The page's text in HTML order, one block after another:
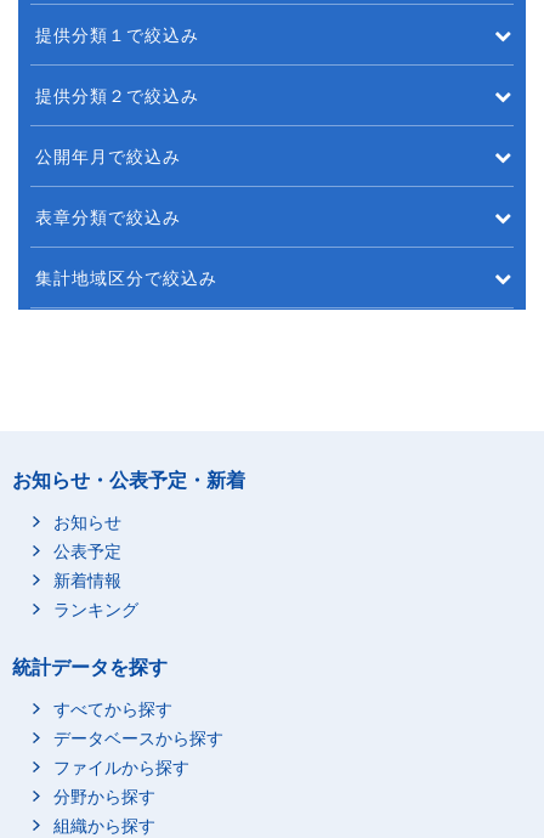
提供分類１で絞込み
提供分類２で絞込み
公開年月で絞込み
表章分類で絞込み
集計地域区分で絞込み
お知らせ・公表予定・新着
お知らせ
公表予定
新着情報
ランキング
統計データを探す
すべてから探す
データベースから探す
ファイルから探す
分野から探す
組織から探す